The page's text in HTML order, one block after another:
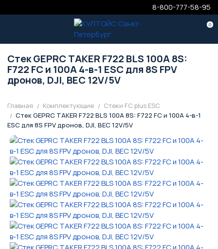
8-800-777-58-95
0
Стек GEPRC TAKER F722 BLS 100A 8S:
F722 FC и 100A 4-в-1 ESC для 8S FPV
дронов, DJI, BEC 12V/5V
Главная Комплектующие
Стеки FC plus ESC
Стек GEPRC TAKER F722 BLS 100A 8S: F722 FC и 100A 4-в-1
ESC для 8S FPV дронов, DJI, BEC 12V/5V